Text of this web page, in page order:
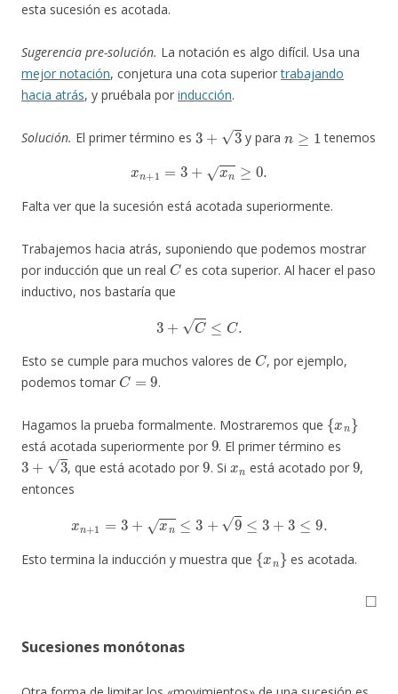
esta sucesión es acotada.
Sugerencia pre-solución. La notación es algo difícil. Usa una
mejor notación, conjetura una cota superiortrabajando
hacia atrás, y pruébala por inducción.
Solución. El primer término es
3
y para tenemos
1= 3 xn≥ 0.
Falta ver que la sucesión está acotada superiormente.
Trabajemos hacia atrás, suponiendo que podemos mostrar
por inducción que un real
C
es cota superior. Al hacer el paso
inductivo, nos bastaría que
+C≤ .
Esto se cumple para muchos valores de
C
, por ejemplo,
podemos tomar
C=9
.
Hagamos la prueba formalmente. Mostraremos que
{x }
está acotada superiormente por
9
. El primer término es
3+3
, que está acotado por
9
. Si
x n
está acotado por
9
,
entonces
n 3+x n ≤3 ≤3 3 ≤
Esto termina la inducción y muestra que
{x }
es acotada.
◻
Sucesiones monótonas